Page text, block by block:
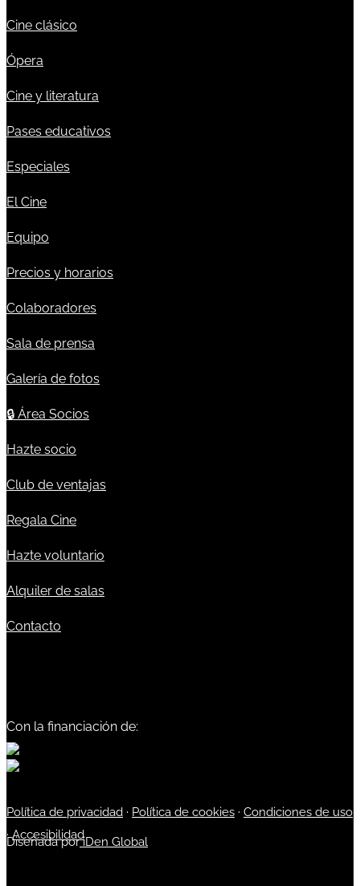
Cine clásico
Ópera
Cine y literatura
Pases educativos
Especiales
El Cine
Equipo
Precios y horarios
Colaboradores
Sala de prensa
Galería de fotos
🔒 Área Socios
Hazte socio
Club de ventajas
Regala Cine
Hazte voluntario
Alquiler de salas
Contacto
Con la financiación de:
Política de privacidad · Política de cookies · Condiciones de uso
·Accesibilidad
Diseñada poriDen Global